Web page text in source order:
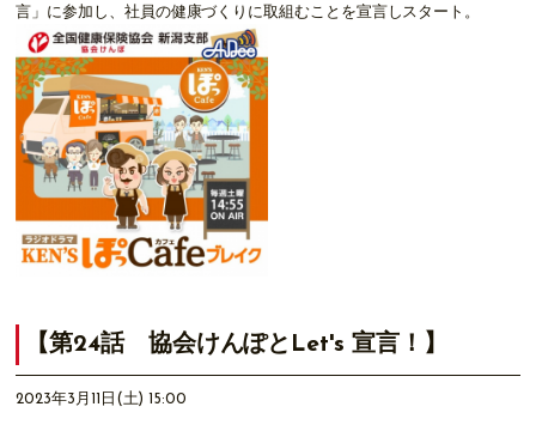
言」に参加し、社員の健康づくりに取組むことを宣言しスタート。
【第24話 協会けんぽとLet's 宣言！】
2023年3月11日(土) 15:00